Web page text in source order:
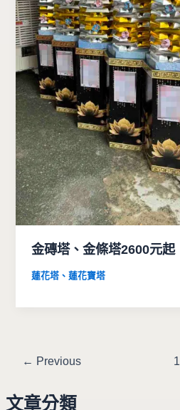
文章分類
金磚塔、金條塔2600元起
蓮花塔、蓮花寶塔
← Previous 1